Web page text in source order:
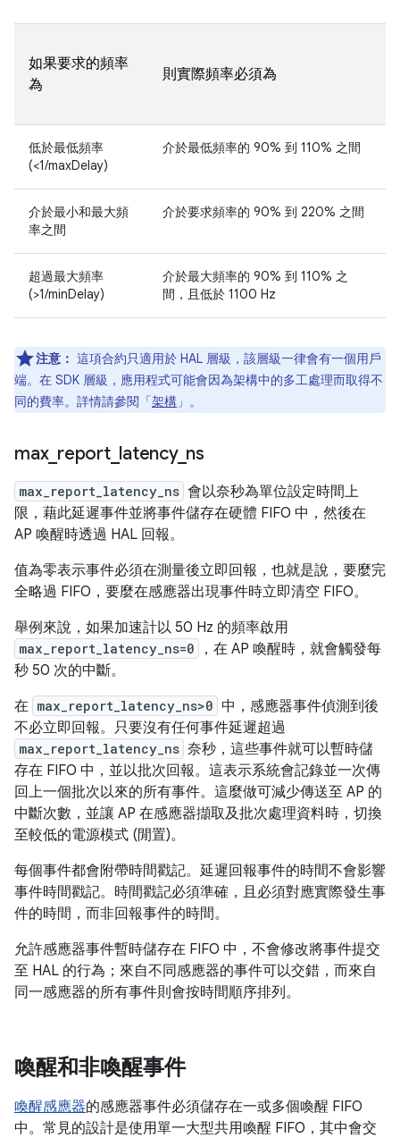
如果要求的頻率
為
則實際頻率必須為
低於最低頻率
(<1/maxDelay)
介於最低頻率的 90% 到 110% 之間
介於最小和最大頻
率之間
介於要求頻率的 90% 到 220% 之間
超過最大頻率
(>1/minDelay)
介於最大頻率的 90% 到 110% 之
間，且低於 1100 Hz
注意： 這項合約只適用於 HAL 層級，該層級一律會有一個用戶
端。在 SDK 層級，應用程式可能會因為架構中的多工處理而取得不
同的費率。詳情請參閱「架構 」。
max_ report_ latency_ ns
max_report_latency_ns 會以奈秒為單位設定時間上
限，藉此延遲事件並將事件儲存在硬體 FIFO 中，然後在
AP 喚醒時透過 HAL 回報。
值為零表示事件必須在測量後立即回報，也就是說，要麼完
全略過 FIFO，要麼在感應器出現事件時立即清空 FIFO。
舉例來說，如果加速計以 50 Hz 的頻率啟用
max_report_latency_ns=0
，在 AP 喚醒時，就會觸發每
秒 50 次的中斷。
在 max_report_latency_ns>0 中，感應器事件偵測到後
不必立即回報。只要沒有任何事件延遲超過
max_report_latency_ns 奈秒，這些事件就可以暫時儲
存在 FIFO 中，並以批次回報。這表示系統會記錄並一次傳
回上一個批次以來的所有事件。這麼做可減少傳送至 AP 的
中斷次數，並讓 AP 在感應器擷取及批次處理資料時，切換
至較低的電源模式 (閒置)。
每個事件都會附帶時間戳記。延遲回報事件的時間不會影響
事件時間戳記。時間戳記必須準確，且必須對應實際發生事
件的時間，而非回報事件的時間。
允許感應器事件暫時儲存在 FIFO 中，不會修改將事件提交
至 HAL 的行為；來自不同感應器的事件可以交錯，而來自
同一感應器的所有事件則會按時間順序排列。
喚醒和非喚醒事件
喚醒感應器的感應器事件必須儲存在一或多個喚醒 FIFO
中。常見的設計是使用單一大型共用喚醒 FIFO，其中會交